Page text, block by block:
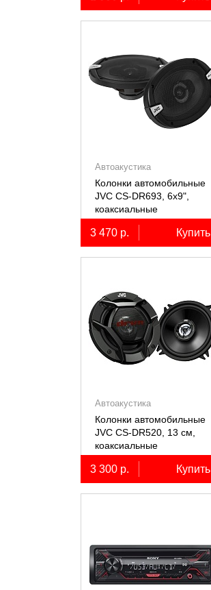
Автоакустика
Колонки автомобильные
JVC CS-DR693, 6х9",
коаксиальные
трёхполосные, 2 шт.
3 470 р. Купить
Автоакустика
Колонки автомобильные
JVC CS-DR520, 13 см,
коаксиальные
двухполосные, 2 шт.
3 300 р. Купить